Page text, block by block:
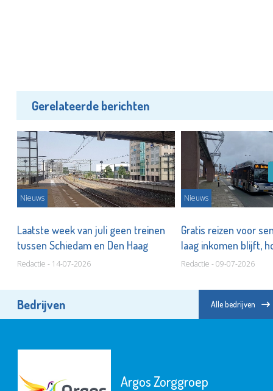
Gerelateerde berichten
Nieuws
Laatste week van juli geen treinen
tussen Schiedam en Den Haag
Redactie - 14-07-2026
Nieuws
Gratis reizen voor
laag inkomen blijft,
Redactie - 09-07-2026
Bedrijven Alle bedrijven
Argos Zorggroep